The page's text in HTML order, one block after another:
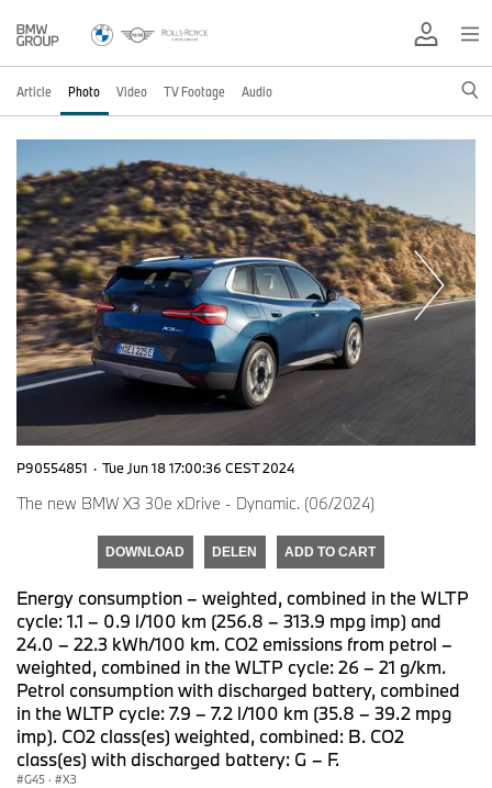
Article Photo Video TV Footage Audio
P90554851 · Tue Jun 18 17:00:36 CEST 2024
The new BMW X3 30e xDrive - Dynamic. (06/2024)
DOWNLOAD DELEN ADD TO CART
Energy consumption – weighted, combined in the WLTP
cycle: 1.1 – 0.9 l/100 km (256.8 – 313.9 mpg imp) and
24.0 – 22.3 kWh/100 km. CO2 emissions from petrol –
weighted, combined in the WLTP cycle: 26 – 21 g/km.
Petrol consumption with discharged battery, combined
in the WLTP cycle: 7.9 – 7.2 l/100 km (35.8 – 39.2 mpg
imp). CO2 class(es) weighted, combined: B. CO2
class(es) with discharged battery: G – F.
G45 · X3